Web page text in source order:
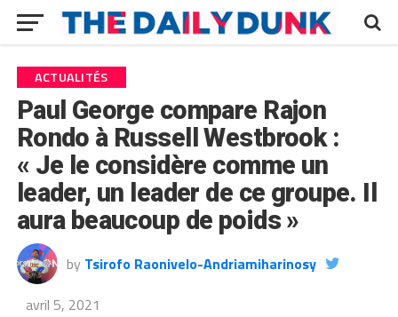
ACTUALITÉS
Paul George compare Rajon
Rondo à Russell Westbrook :
« Je le considère comme un
leader, un leader de ce groupe. Il
aura beaucoup de poids »
by Tsirofo Raonivelo-Andriamiharinosy
avril 5, 2021